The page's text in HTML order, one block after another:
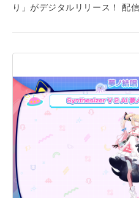
り」がデジタルリリース！ 配